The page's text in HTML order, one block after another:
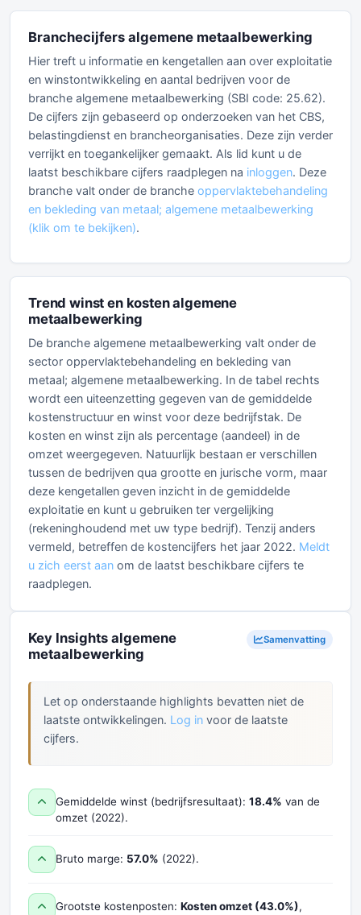
Branchecijfers algemene metaalbewerking
Hier treft u informatie en kengetallen aan over exploitatie
en winstontwikkeling en aantal bedrijven voor de
branche algemene metaalbewerking (SBI code: 25.62).
De cijfers zijn gebaseerd op onderzoeken van het CBS,
belastingdienst en brancheorganisaties. Deze zijn verder
verrijkt en toegankelijker gemaakt. Als lid kunt u de
laatst beschikbare cijfers raadplegen na inloggen. Deze
branche valt onder de branche oppervlaktebehandeling
en bekleding van metaal; algemene metaalbewerking
(klik om te bekijken).
Trend winst en kosten algemene
metaalbewerking
De branche algemene metaalbewerking valt onder de
sector oppervlaktebehandeling en bekleding van
metaal; algemene metaalbewerking. In de tabel rechts
wordt een uiteenzetting gegeven van de gemiddelde
kostenstructuur en winst voor deze bedrijfstak. De
kosten en winst zijn als percentage (aandeel) in de
omzet weergegeven. Natuurlijk bestaan er verschillen
tussen de bedrijven qua grootte en jurische vorm, maar
deze kengetallen geven inzicht in de gemiddelde
exploitatie en kunt u gebruiken ter vergelijking
(rekeninghoudend met uw type bedrijf). Tenzij anders
vermeld, betreffen de kostencijfers het jaar 2022. Meldt
u zich eerst aan om de laatst beschikbare cijfers te
raadplegen.
Key Insights algemene
metaalbewerking
Samenvatting
Let op onderstaande highlights bevatten niet de
laatste ontwikkelingen. Log in voor de laatste
cijfers.
Gemiddelde winst (bedrijfsresultaat): 18.4% van de
omzet (2022).
Bruto marge: 57.0% (2022).
Grootste kostenposten: Kosten omzet (43.0%),